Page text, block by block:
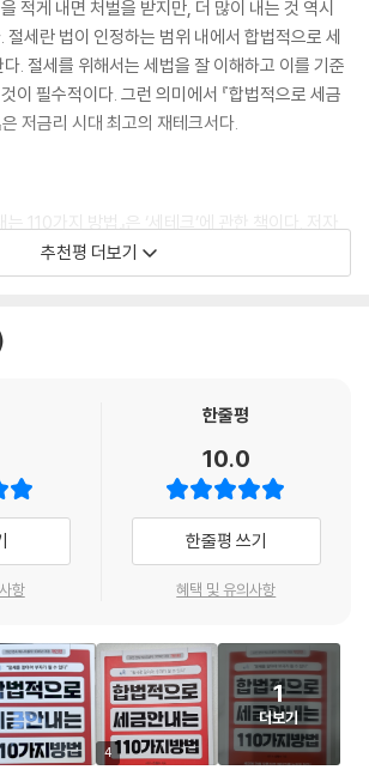
증여 등 유상취득을 말하며 상속이나 증여, 재산분
아파트는 허가 대상에서 제외되는 것이 원칙)한 경
월 이내에 전입 및 2년 이상 실거주를 해야 한다.
가 되는 동시에 벌금 등이 나올 수 있다. 이 제도는
건 적용된다.
득한 사람의 직업, 연령, 소득 및 재산 상태를 포괄
스스로 일궈 냈다고 보기 힘든 경우 일단 누군가
추정한다. 그런 다음에 증여를 받았을 것으로 추
출처조사를 해 증여세를 과세한다. 따라서 자금
위로 조사하는 것이 아니라 본인의 수입이나 자기
다.
피소드를 따라가다 보면 합법적이고도 효과적인
연스럽게 익힐 수 있다. 그렇게 서서히 절세와 재
하고 구체적인 설명은 누구에게나 맞춘 듯 훌륭한
개정 내용을 충실히 반영
편』은 2026년을 맞아 개정 세법을 충실히 반영
재테크를 위한 맞춤별 절세 전략 등을 자세하게 풀
제에 대한 쟁점 및 그에 따른 해법도 구체적으로
다양한 세제 혜택을 비롯해 실생활에 꼭 필요한 세
설명하고 있다.
변화된 재테크 시장의 흐름에 따라 월급 생활자들
용을 대폭 보강했다. 소득공제에서 세액공제로 바
세 중과세 제도 등을 상세히 설명한다. 더 나아가
미치고 있는 7·10대책과 최근 발표된 10·15대책,
영했다. 2026년에는 상속공제액이 대폭 상향 조
가 전반적으로 손질될 가능성이 매우 크다.
적게 내면 처벌을 받지만, 더 많이 내는 것 역시
절세란 법이 인정하는 범위 내에서 합법적으로 세
. 절세를 위해서는 세법을 잘 이해하고 이를 기준
이 필수적이다. 그런 의미에서 『합법적으로 세금
은 저금리 시대 최고의 재테크서다.
는 110가지 방법』은 ‘세테크’에 관한 책이다. 저자
었던 다양한 사례들을 바탕으로 꼭 필요한 세금
렵기만 한 세금 문제를 가능한 한 쉽게 풀어내려
다는 점이 특징이다.
아니다. 세금에 대한 지식이 없으면 더 많은 세금을
로 세금 안 내는 110가지 방법』은 세테크를 잘할
.
지금까지 수십만 권이 팔린 이 책, 웬만한 기업의
서로 비치되어 있을 만큼 관련 업계에서도 인정받
점은 실생활에서 접하게 되는 사례들을 중심으로
는 점이다. 이야기를 통해 나와 연관된 세법 규정
서 어떻게 대비해야 합법적으로 세금을 절약할 수
추천평 더보기
항
한줄평
10.0
한줄평 쓰기
혜택 및 유의사항
4
1
더보기